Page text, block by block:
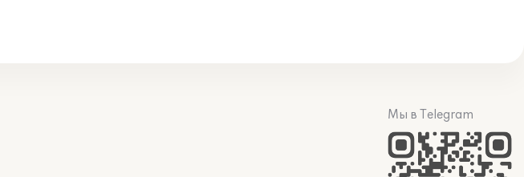
Мы в Telegram